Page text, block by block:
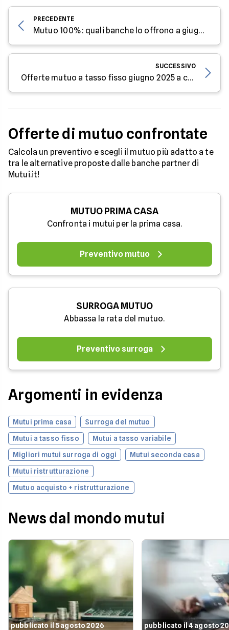
PRECEDENTE
Mutuo 100%: quali banche lo offrono a giugno 2025?
SUCCESSIVO
Offerte mutuo a tasso fisso giugno 2025 a confronto
Offerte di mutuo confrontate
Calcola un preventivo e scegli il mutuo più adatto a te
tra le alternative proposte dalle banche partner di
Mutui.it!
MUTUO PRIMA CASA
Confronta i mutui per la prima casa.
Preventivo mutuo
SURROGA MUTUO
Abbassa la rata del mutuo.
Preventivo surroga
Argomenti in evidenza
Mutui prima casa
Surroga del mutuo
Mutui a tasso fisso
Mutui a tasso variabile
Migliori mutui surroga di oggi
Mutui seconda casa
Mutui ristrutturazione
Mutuo acquisto + ristrutturazione
News dal mondo mutui
pubblicato il 5 agosto 2026 pubblicato il 4 agosto